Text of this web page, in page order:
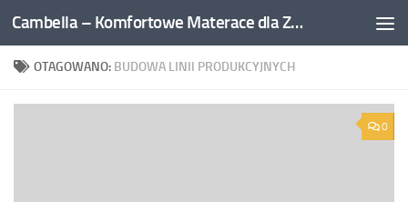
Przejdź do treści Cambella – Komfortowe Materace dla Zdrowego Snu
OTAGOWANO: BUDOWA LINII PRODUKCYJNYCH
0